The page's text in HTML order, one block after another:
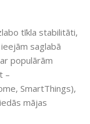
tīkla stabilitāti,
saglabā
populārām
–
SmartThings),
mājas